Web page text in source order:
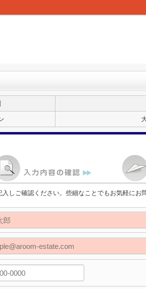
しご確認ください。些細なことでもお気軽にお